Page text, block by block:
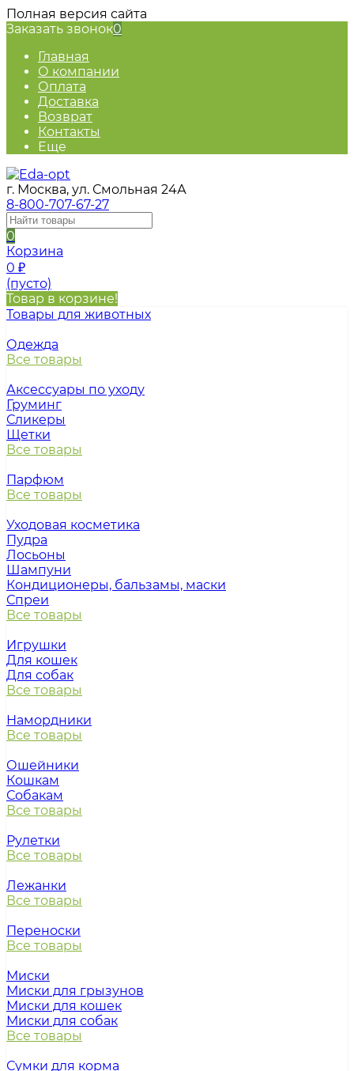
Полная версия сайта
Заказать звонок0
Главная
О компании
Оплата
Доставка
Возврат
Контакты
Еще
г. Москва, ул. Смольная 24А
8-800-707-67-27
0
Корзина
0 ₽
(пусто)
Товар в корзине!
Товары для животных
Одежда
Все товары
Аксессуары по уходу
Груминг
Сликеры
Щетки
Все товары
Парфюм
Все товары
Уходовая косметика
Пудра
Лосьоны
Шампуни
Кондиционеры, бальзамы, маски
Спреи
Все товары
Игрушки
Для кошек
Для собак
Все товары
Намордники
Все товары
Ошейники
Кошкам
Собакам
Все товары
Рулетки
Все товары
Лежанки
Все товары
Переноски
Все товары
Миски
Миски для грызунов
Миски для кошек
Миски для собак
Все товары
Сумки для корма